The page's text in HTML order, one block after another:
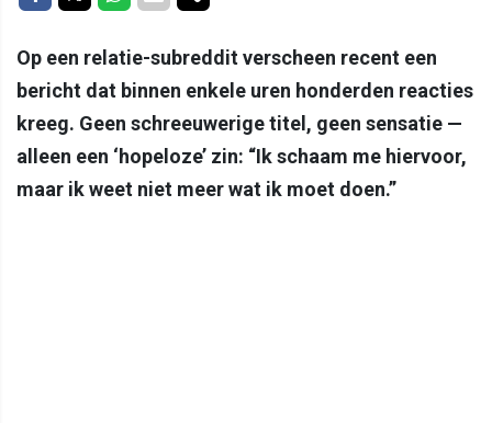
Op een relatie-subreddit verscheen recent een
bericht dat binnen enkele uren honderden reacties
kreeg. Geen schreeuwerige titel, geen sensatie —
alleen een ‘hopeloze’ zin: “Ik schaam me hiervoor,
maar ik weet niet meer wat ik moet doen.”